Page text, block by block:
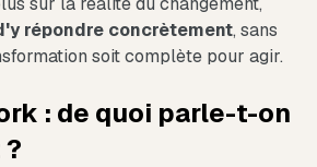
répondre concrètement, sans
soit complète pour agir.
: de quoi parle-t-on